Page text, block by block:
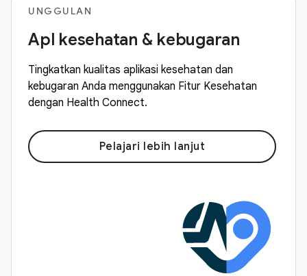
UNGGULAN
Apl kesehatan & kebugaran
Tingkatkan kualitas aplikasi kesehatan dan
kebugaran Anda menggunakan Fitur Kesehatan
dengan Health Connect.
Pelajari lebih lanjut